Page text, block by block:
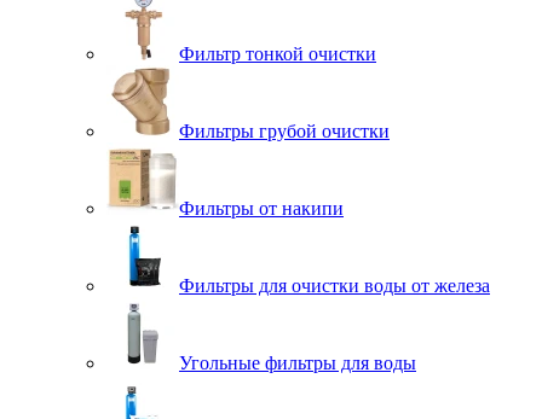
Фильтр тонкой очистки
Фильтры грубой очистки
Фильтры от накипи
Фильтры для очистки воды от железа
Угольные фильтры для воды